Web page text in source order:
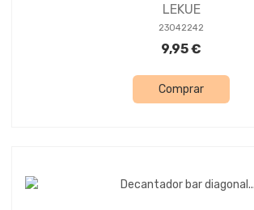
LEKUE
23042242
9,95 €
Comprar